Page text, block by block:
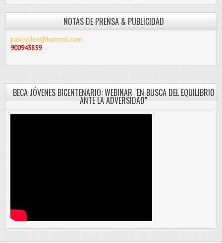
NOTAS DE PRENSA & PUBLICIDAD
pascolibre@hotmail.com
900943859
BECA JÓVENES BICENTENARIO: WEBINAR "EN BUSCA DEL EQUILIBRIO
ANTE LA ADVERSIDAD"